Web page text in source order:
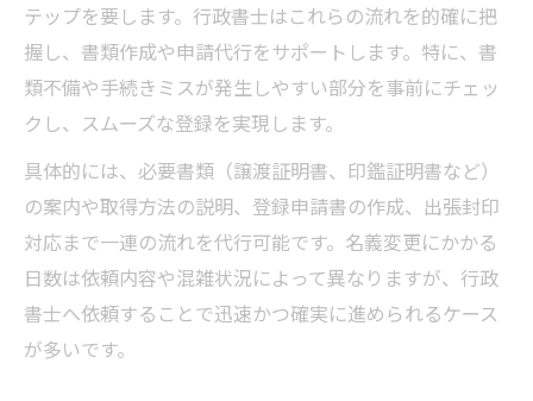
テップを要します。行政書士はこれらの流れを的確に把
握し、書類作成や申請代行をサポートします。特に、書
類不備や手続きミスが発生しやすい部分を事前にチェッ
クし、スムーズな登録を実現します。
具体的には、必要書類（譲渡証明書、印鑑証明書など）
の案内や取得方法の説明、登録申請書の作成、出張封印
対応まで一連の流れを代行可能です。名義変更にかかる
日数は依頼内容や混雑状況によって異なりますが、行政
書士へ依頼することで迅速かつ確実に進められるケース
が多いです。